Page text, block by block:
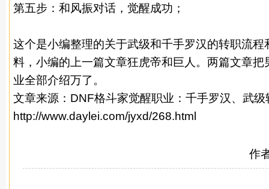
第五步：和风振对话，觉醒成功；
这个是小编整理的关于武级和千手罗汉的转职流程
料，小编的上一篇文章狂虎帝和巨人。两篇文章把
业全部介绍万了。
文章来源： DNF格斗家觉醒职业：千手罗汉、武
http://www.daylei.com/jyxd/268.html
作